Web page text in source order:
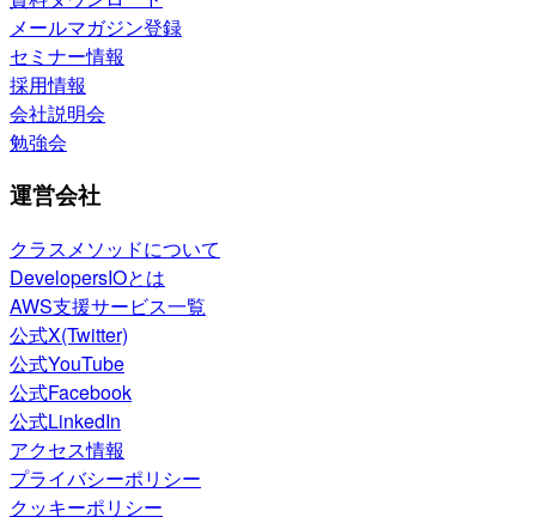
メールマガジン登録
セミナー情報
採用情報
会社説明会
勉強会
運営会社
クラスメソッドについて
DevelopersIOとは
AWS支援サービス一覧
公式X(Twitter)
公式YouTube
公式Facebook
公式LinkedIn
アクセス情報
プライバシーポリシー
クッキーポリシー